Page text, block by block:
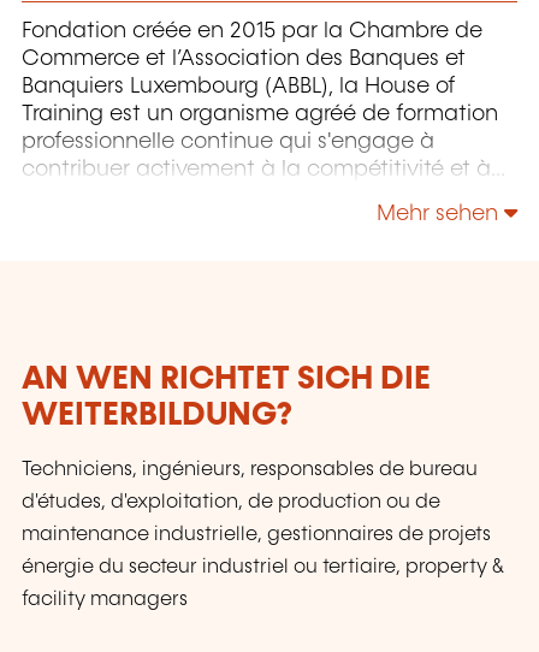
Fondation créée en 2015 par la Chambre de
Commerce et l’Association des Banques et
Banquiers Luxembourg (ABBL), la House of
Training est un organisme agréé de formation
professionnelle continue qui s'engage à
contribuer activement à la compétitivité et à
les compétences de ceux qui font vivre son
Mehr sehen
AN WEN RICHTET SICH DIE
WEITERBILDUNG?
Techniciens, ingénieurs, responsables de bureau
d'études, d'exploitation, de production ou de
maintenance industrielle, gestionnaires de projets
énergie du secteur industriel ou tertiaire, property &
facility managers